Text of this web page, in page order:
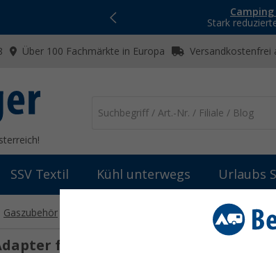
Stark
Über 100 Fachmärkte in Europa Versandkostenfrei
SSV Textil Kühl unterwegs Urlaubs
Gaszubehör Lecksuche, Gasmessung & Gaswarnung
für GBA-I